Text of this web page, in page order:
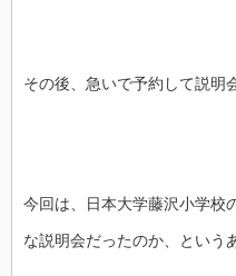
その後、急いで予約して説明
今回は、日本大学藤沢小学校
な説明会だったのか、という